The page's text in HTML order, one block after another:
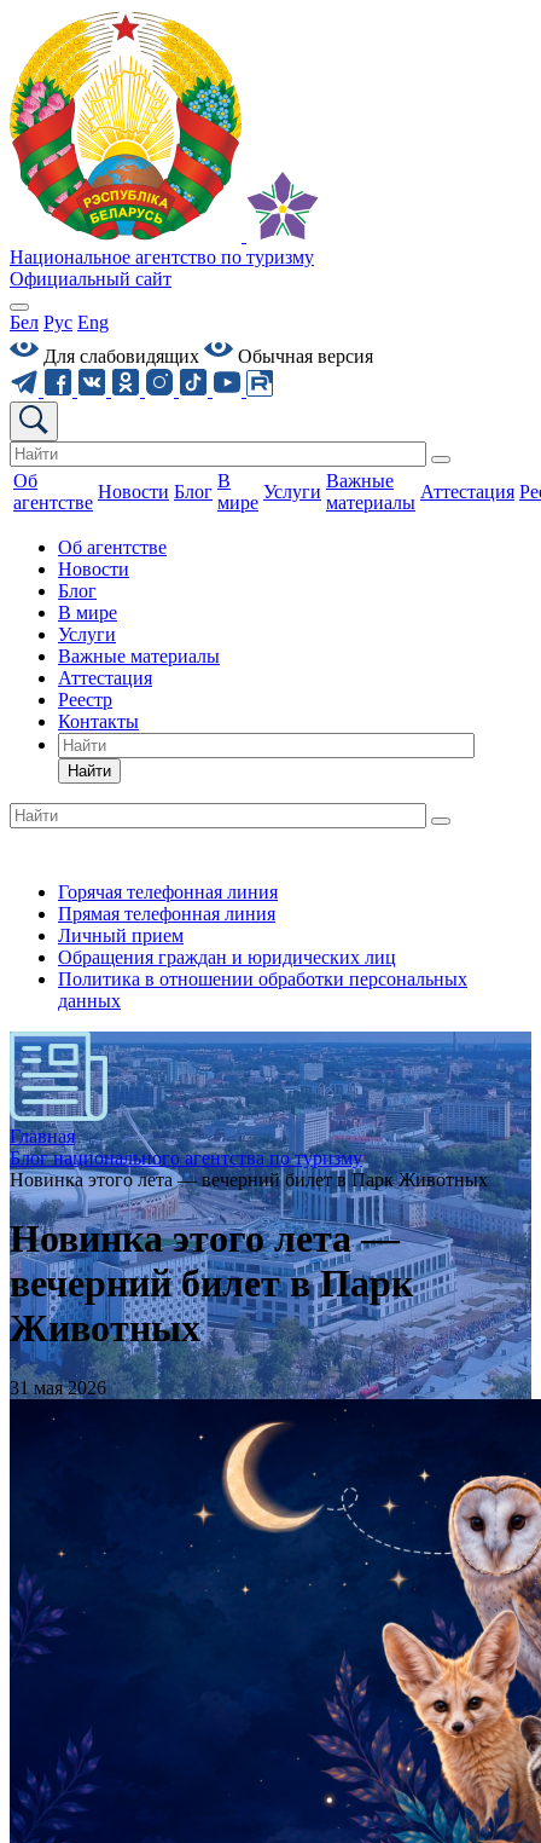
Национальное агентство по туризму
Официальный сайт
Бел Рус Eng
Для слабовидящих
Обычная версия
Об
агентстве
Новости Блог
В
мире
Услуги
Важные
материалы
Аттестация
Об агентстве
Новости
Блог
В мире
Услуги
Важные материалы
Аттестация
Реестр
Контакты
Найти
Горячая телефонная линия
Прямая телефонная линия
Личный прием
Обращения граждан и юридических лиц
Политика в отношении обработки персональных
данных
Главная
Блог национального агентства по туризму
Новинка этого лета — вечерний билет в Парк Животных
Новинка этого лета —
вечерний билет в Парк
Животных
31 мая 2026